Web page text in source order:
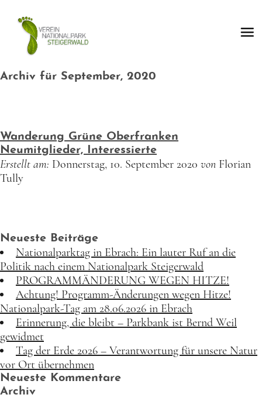
Archiv für September, 2020
Wanderung Grüne Oberfranken
Neumitglieder, Interessierte
Erstellt am: Donnerstag, 10. September 2020 von Florian
Tully
Neueste Beiträge
Nationalparktag in Ebrach: Ein lauter Ruf an die
Politik nach einem Nationalpark Steigerwald
PROGRAMMÄNDERUNG WEGEN HITZE!
Achtung! Programm-Änderungen wegen Hitze!
Nationalpark-Tag am 28.06.2026 in Ebrach
Erinnerung, die bleibt – Parkbank ist Bernd Weil
gewidmet
Tag der Erde 2026 – Verantwortung für unsere Natur
vor Ort übernehmen
Neueste Kommentare
Archiv